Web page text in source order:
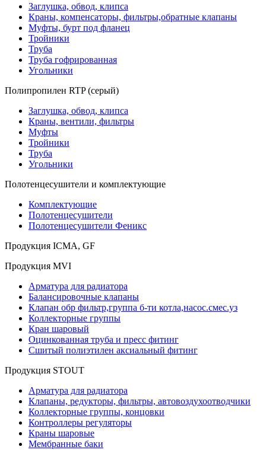
Заглушка, обвод, клипса
Краны, компенсаторы, фильтры,обратные клапаны
Муфты, бурт под фланец
Тройники
Труба
Труба гофрированная
Угольники
Полипропилен RTP (серый)
Заглушка, обвод, клипса
Краны, вентили, фильтры
Муфты
Тройники
Труба
Угольники
Полотенцесушители и комплектующие
Комплектующие
Полотенцесушители
Полотенцесушители Феникс
Продукция ICMA, GF
Продукция MVI
Арматура для радиатора
Балансировочные клапаны
Клапан обр фильтр,группа б-ти котла,насос.смес.уз
Коллекторные группы
Кран шаровый
Оцинкованная труба и пресс фитинг
Сшитый полиэтилен аксиальный фитинг
Продукция STOUT
Арматура для радиатора
Клапаны, редукторы, фильтры, автовоздухоотводчики
Коллекторные группы, концовки
Контроллеры регуляторы
Краны шаровые
Мембранные баки